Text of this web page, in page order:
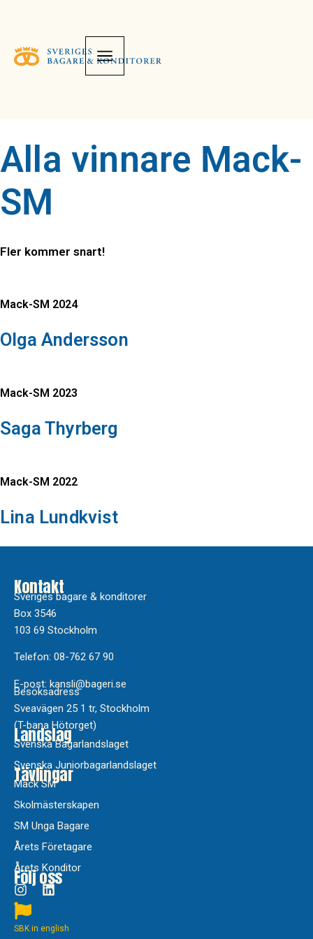
Alla vinnare Mack-
SM
Fler kommer snart!
Mack-SM 2024
Olga Andersson
Mack-SM 2023
Saga Thyrberg
Mack-SM 2022
Lina Lundkvist
Kontakt
Sveriges bagare & konditorer
Box 3546
103 69 Stockholm
Telefon: 08-762 67 90
E-post: kansli@bageri.se
Besöksadress
Sveavägen 25 1 tr, Stockholm
(T-bana Hötorget)
Landslag
Svenska Bagarlandslaget
Svenska Juniorbagarlandslaget
Tävlingar
Mack SM
Skolmästerskapen
SM Unga Bagare
Årets Företagare
Årets Konditor
Följ oss
SBK in english